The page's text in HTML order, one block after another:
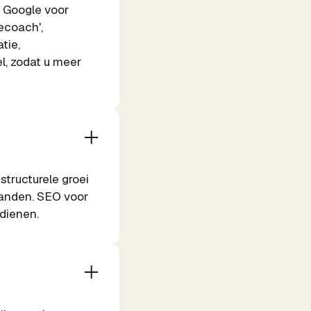
voor
zodat u meer
groei
SEO voor